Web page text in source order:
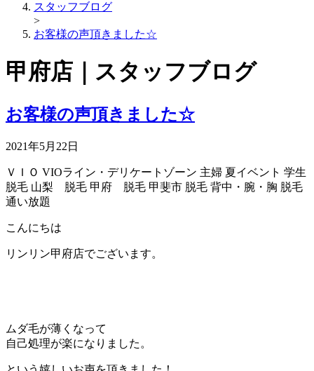
スタッフブログ
>
お客様の声頂きました☆
甲府店｜スタッフブログ
お客様の声頂きました☆
2021年5月22日
ＶＩＯ VIOライン・デリケートゾーン 主婦 夏イベント 学生
脱毛 山梨 脱毛 甲府 脱毛 甲斐市 脱毛 背中・腕・胸 脱毛
通い放題
こんにちは
リンリン甲府店でございます。
ムダ毛が薄くなって
自己処理が楽になりました。